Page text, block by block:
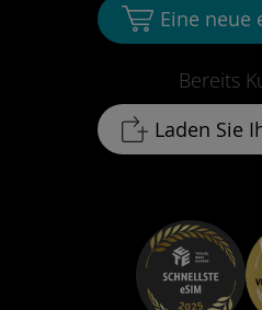
Bereits
Laden Sie
Eine neue